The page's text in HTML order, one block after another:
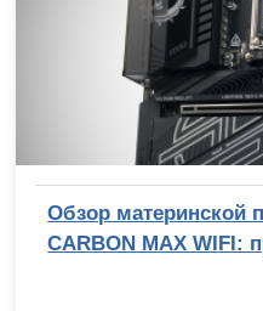
Обзор материнской
CARBON MAX WIFI: